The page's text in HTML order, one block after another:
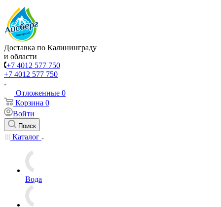
Доставка по Калининграду
и области
+7 4012 577 750
+7 4012 577 750
Отложенные 0
Корзина 0
Войти
Поиск
Каталог
Вода